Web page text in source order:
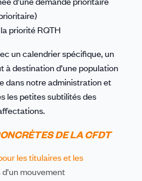
priorité RQTH
un calendrier spécifique, un
à destination d’une population
dans notre administration et
les petites subtilités des
DE LA CFDT
les titulaires et les
mouvement